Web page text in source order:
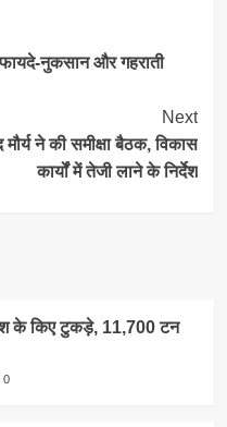
फायदे-नुकसान और गहराती
Next
ने की समीक्षा बैठक, विकास
कार्यों में तेजी लाने के निर्देश
के किए टुकड़े, 11,700 टन
0